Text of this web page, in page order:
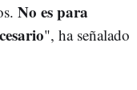
No es para
", ha señalado